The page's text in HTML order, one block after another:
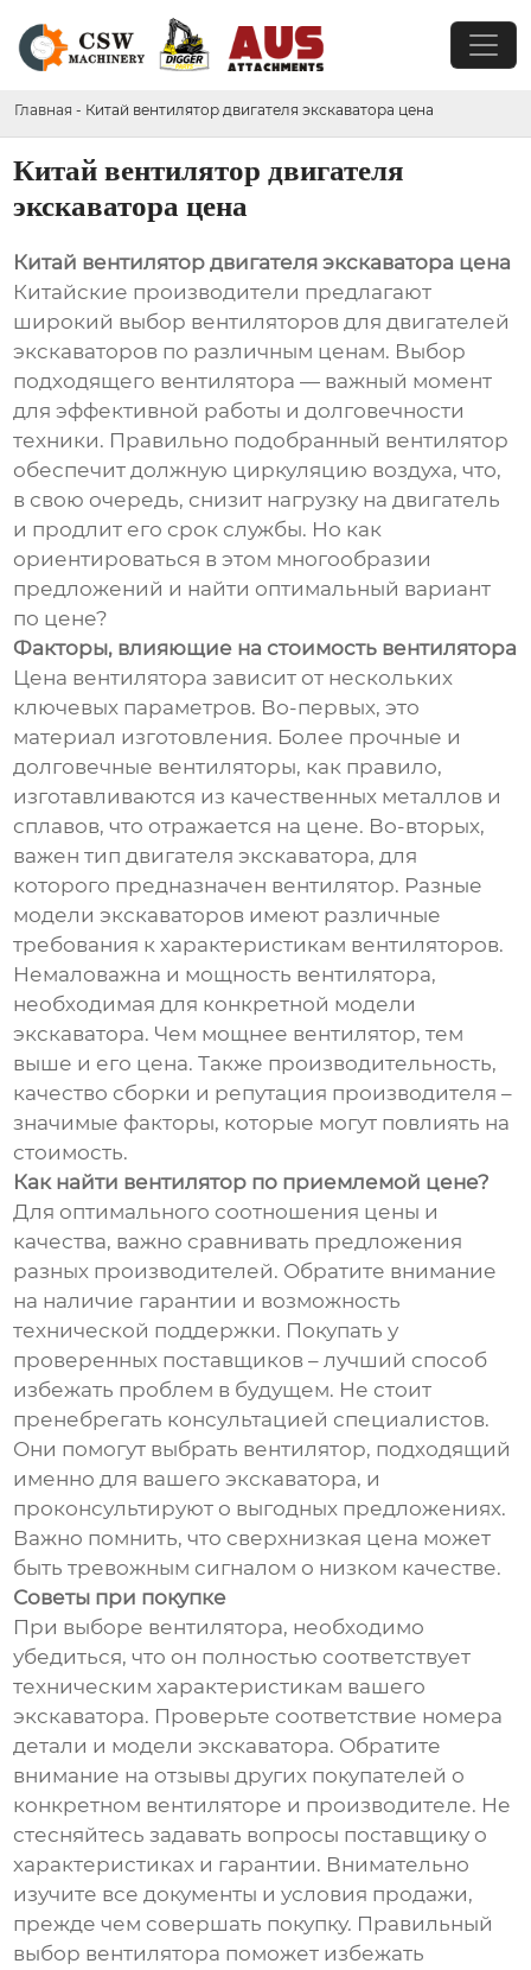
Главная - Китай вентилятор двигателя экскаватора цена
Китай вентилятор двигателя
экскаватора цена
Китай вентилятор двигателя экскаватора цена
Китайские производители предлагают
широкий выбор вентиляторов для двигателей
экскаваторов по различным ценам. Выбор
подходящего вентилятора — важный момент
для эффективной работы и долговечности
техники. Правильно подобранный вентилятор
обеспечит должную циркуляцию воздуха, что,
в свою очередь, снизит нагрузку на двигатель
и продлит его срок службы. Но как
ориентироваться в этом многообразии
предложений и найти оптимальный вариант
по цене?
Факторы, влияющие на стоимость вентилятора
Цена вентилятора зависит от нескольких
ключевых параметров. Во-первых, это
материал изготовления. Более прочные и
долговечные вентиляторы, как правило,
изготавливаются из качественных металлов и
сплавов, что отражается на цене. Во-вторых,
важен тип двигателя экскаватора, для
которого предназначен вентилятор. Разные
модели экскаваторов имеют различные
требования к характеристикам вентиляторов.
Немаловажна и мощность вентилятора,
необходимая для конкретной модели
экскаватора. Чем мощнее вентилятор, тем
выше и его цена. Также производительность,
качество сборки и репутация производителя –
значимые факторы, которые могут повлиять на
стоимость.
Как найти вентилятор по приемлемой цене?
Для оптимального соотношения цены и
качества, важно сравнивать предложения
разных производителей. Обратите внимание
на наличие гарантии и возможность
технической поддержки. Покупать у
проверенных поставщиков – лучший способ
избежать проблем в будущем. Не стоит
пренебрегать консультацией специалистов.
Они помогут выбрать вентилятор, подходящий
именно для вашего экскаватора, и
проконсультируют о выгодных предложениях.
Важно помнить, что сверхнизкая цена может
быть тревожным сигналом о низком качестве.
Советы при покупке
При выборе вентилятора, необходимо
убедиться, что он полностью соответствует
техническим характеристикам вашего
экскаватора. Проверьте соответствие номера
детали и модели экскаватора. Обратите
внимание на отзывы других покупателей о
конкретном вентиляторе и производителе. Не
стесняйтесь задавать вопросы поставщику о
характеристиках и гарантии. Внимательно
изучите все документы и условия продажи,
прежде чем совершать покупку. Правильный
выбор вентилятора поможет избежать